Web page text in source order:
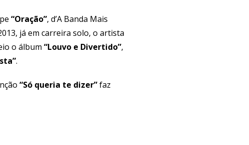
“Oração”, d’A Banda Mais
já em carreira solo, o artista
o álbum “Louvo e Divertido”,
.
“Só queria te dizer”faz